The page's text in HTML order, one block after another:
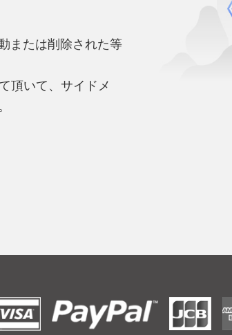
または削除された等
頂いて、サイドメ